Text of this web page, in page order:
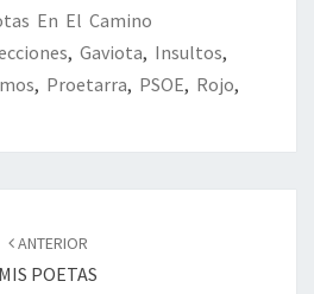
ar
tir
En El Camino
, Gaviota, Insultos,
, Proetarra, PSOE, Rojo,
ANTERIOR
MIS POETAS